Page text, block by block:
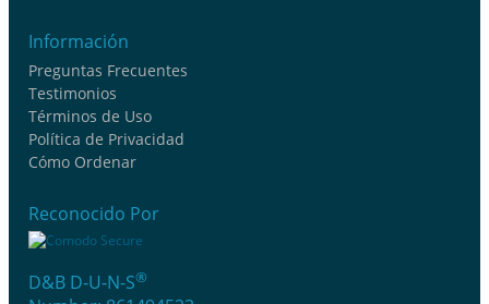
Información
Preguntas Frecuentes
Testimonios
Términos de Uso
Política de Privacidad
Cómo Ordenar
Reconocido Por
D&B D-U-N-S®